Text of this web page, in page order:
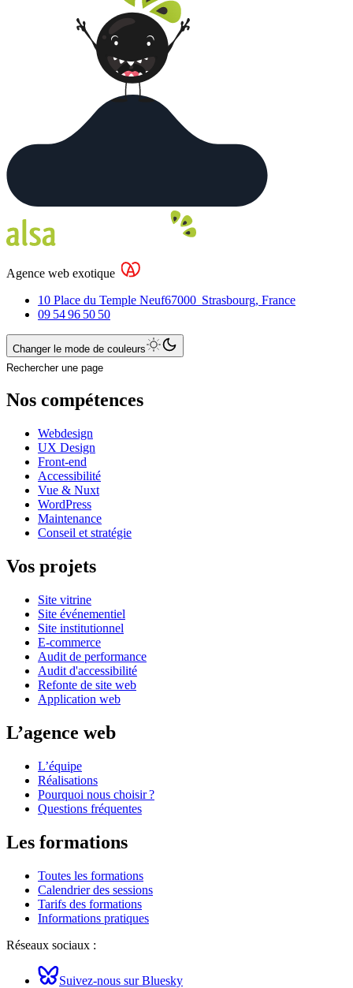
Agence web exotique
10 Place du Temple Neuf67000 Strasbourg, France
09 54 96 50 50
Changer le mode de couleurs
Rechercher une page
Nos compétences
Webdesign
UX Design
Front-end
Accessibilité
Vue & Nuxt
WordPress
Maintenance
Conseil et stratégie
Vos projets
Site vitrine
Site événementiel
Site institutionnel
E-commerce
Audit de performance
Audit d'accessibilité
Refonte de site web
Application web
L’agence web
L’équipe
Réalisations
Pourquoi nous choisir ?
Questions fréquentes
Les formations
Toutes les formations
Calendrier des sessions
Tarifs des formations
Informations pratiques
Réseaux sociaux :
Suivez-nous sur Bluesky